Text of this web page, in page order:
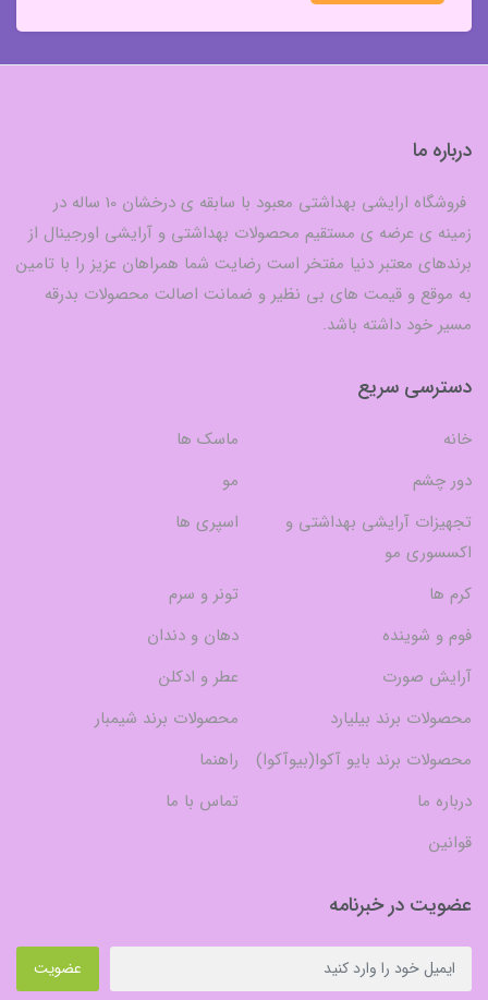
درباره ما
فروشگاه ارایشی بهداشتی معبود با سابقه ی درخشان 10 ساله در
زمینه ی عرضه ی مستقیم محصولات بهداشتی و آرایشی اورجینال از
برندهای معتبر دنیا مفتخر است رضایت شما همراهان عزیز را با تامین
به موقع و قیمت های بی نظیر و ضمانت اصالت محصولات بدرقه
مسیر خود داشته باشد.
دسترسی سریع
خانه
ماسک ها
دور چشم
مو
تجهیزات آرایشی بهداشتی و
اکسسوری مو
اسپری ها
کرم ها
تونر و سرم
فوم و شوینده
دهان و دندان
آرایش صورت
عطر و ادکلن
محصولات برند بیلیارد
محصولات برند شیمبار
محصولات برند بایو آکوا(بیوآکوا)
راهنما
درباره ما
تماس با ما
قوانین
عضویت در خبرنامه
عضویت